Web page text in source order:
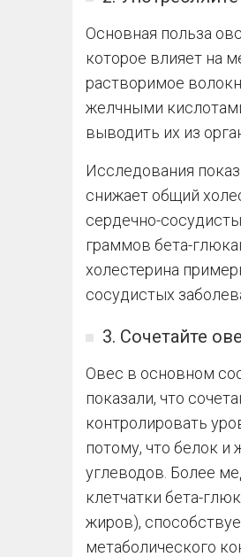
Основная польза
которое влияет на
растворимое
желчными
выводить их из
Исследования
снижает общий
сердечно-
граммов бета-
холестерина
сосудистых
3. Сочетайте
Овес в основном
показали, что
контролировать
потому, что белок
углеводов. Более
клетчатки бета-
жиров),
метаболического